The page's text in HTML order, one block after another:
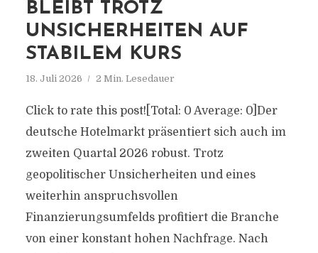
BLEIBT TROTZ
UNSICHERHEITEN AUF
STABILEM KURS
18. Juli 2026 2 Min. Lesedauer
Click to rate this post![Total: 0 Average: 0]Der
deutsche Hotelmarkt präsentiert sich auch im
zweiten Quartal 2026 robust. Trotz
geopolitischer Unsicherheiten und eines
weiterhin anspruchsvollen
Finanzierungsumfelds profitiert die Branche
von einer konstant hohen Nachfrage. Nach